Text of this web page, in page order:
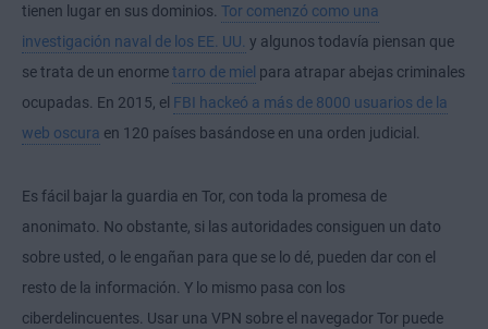
tienen lugar en sus dominios. Tor comenzó como una
investigación naval de los EE. UU. y algunos todavía piensan que
se trata de un enormetarro de miel para atrapar abejas criminales
ocupadas. En 2015, el FBI hackeó a más de 8000 usuarios de la
web oscura en 120 países basándose en una orden judicial.
Es fácil bajar la guardia en Tor, con toda la promesa de
anonimato. No obstante, si las autoridades consiguen un dato
sobre usted, o le engañan para que se lo dé, pueden dar con el
resto de la información. Y lo mismo pasa con los
ciberdelincuentes. Usar una VPN sobre el navegador Tor puede